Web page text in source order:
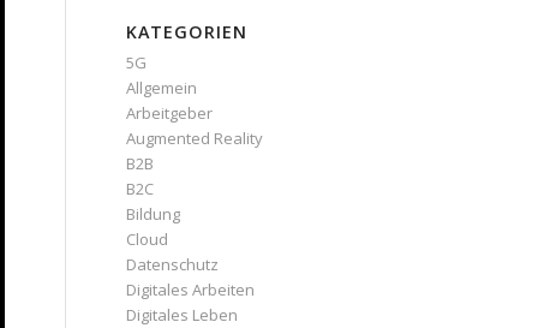
KATEGORIEN
5G
Allgemein
Arbeitgeber
Augmented Reality
B2B
B2C
Bildung
Cloud
Datenschutz
Digitales Arbeiten
Digitales Leben